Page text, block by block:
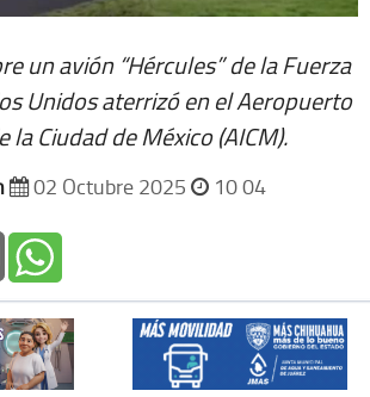
un avión “Hércules” de la Fuerza
Unidos aterrizó en el Aeropuerto
Ciudad de México (AICM).
02 Octubre 2025 10 04